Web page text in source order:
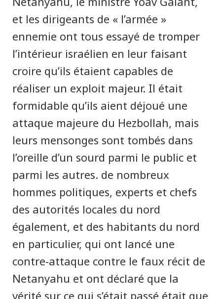
et les dirigeants de « l’armée »
ennemie ont tous essayé de tromper
l’intérieur israélien en leur faisant
croire qu’ils étaient capables de
réaliser un exploit majeur. Il était
formidable qu’ils aient déjoué une
attaque majeure du Hezbollah, mais
leurs mensonges sont tombés dans
l’oreille d’un sourd parmi le public et
parmi les autres. de nombreux
hommes politiques, experts et chefs
des autorités locales du nord
également, et des habitants du nord
en particulier, qui ont lancé une
contre-attaque contre le faux récit de
Netanyahu et ont déclaré que la